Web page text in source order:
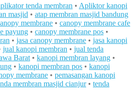
tenda membran • Apliktor kanopi
masjid • atap membran masjid bandung
membrane • canopy membrane cafe
payung • canopy membrane pos •
• jasa canopy membrane • jasa kanopi
jual kanopi membran • jual tenda
Barat • kanopi membran layang •
• kanopi membran pos • kanopi
membrane • pemasangan kanopi
membran masjid cianjur• tenda